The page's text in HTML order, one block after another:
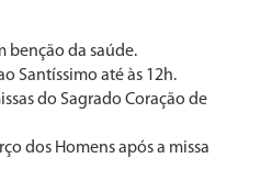
benção da saúde.
Santíssimo até às 12h.
do Sagrado Coração de
dos Homens após a missa